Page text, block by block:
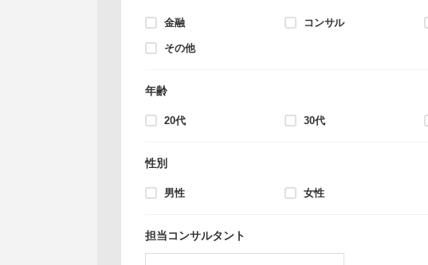
金融 コンサル
その他
年齢
20代 30代
性別
男性 女性
担当コンサルタント